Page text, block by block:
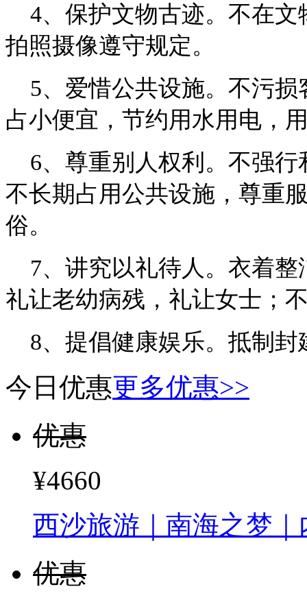
4、保护文物古迹。不在
拍照摄像遵守规定。
5、爱惜公共设施。不污
占小便宜，节约用水用电，
6、尊重别人权利。不强
不长期占用公共设施，尊重
俗。
7、讲究以礼待人。衣着
礼让老幼病残，礼让女士；
8、提倡健康娱乐。抵制
今日优惠更多优惠>>
优惠
¥4660
西沙旅游｜南海之梦
优惠